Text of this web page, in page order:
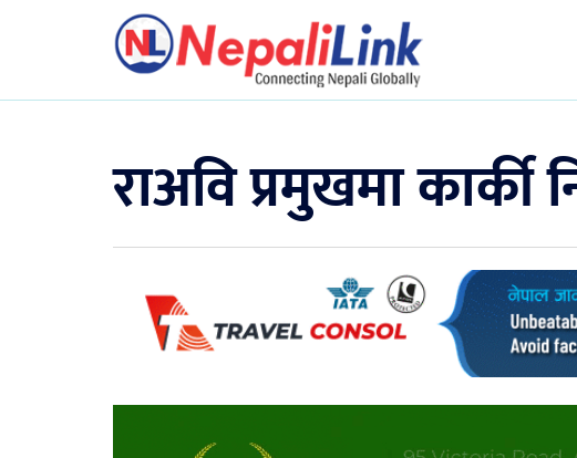
राअवि प्रमुखमा